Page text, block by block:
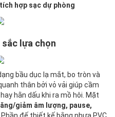
tích hợp sạc dự phòng
lựa chọn
bầu dục lạ mắt, bo tròn và
thân bởi vỏ vải giúp cầm
hằn dấu khi ra mồ hôi. Mặt
giảm âm lượng, pause,
đế thiết kế bằng nhựa PVC